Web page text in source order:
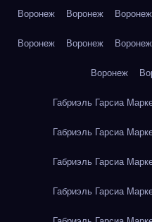
Воронеж Воронеж Воронеж
Воронеж Воронеж Воронеж
Воронеж
Габриэль Гарсиа
Габриэль Гарсиа
Габриэль Гарсиа
Габриэль Гарсиа